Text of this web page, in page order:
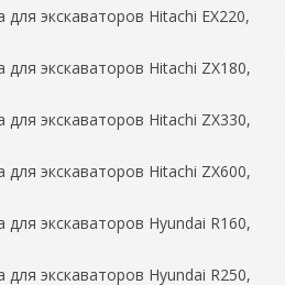
экскаваторов Hitachi EX220,
экскаваторов Hitachi ZX180,
экскаваторов Hitachi ZX330,
экскаваторов Hitachi ZX600,
экскаваторов Hyundai R160,
экскаваторов Hyundai R250,